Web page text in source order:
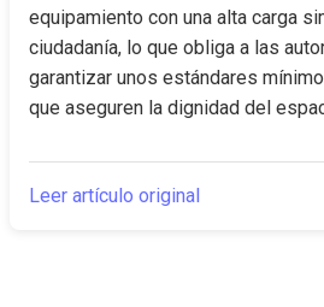
equipamiento con una alta carga
ciudadanía, lo que obliga a las
garantizar unos estándares
que aseguren la dignidad del
Leer artículo original